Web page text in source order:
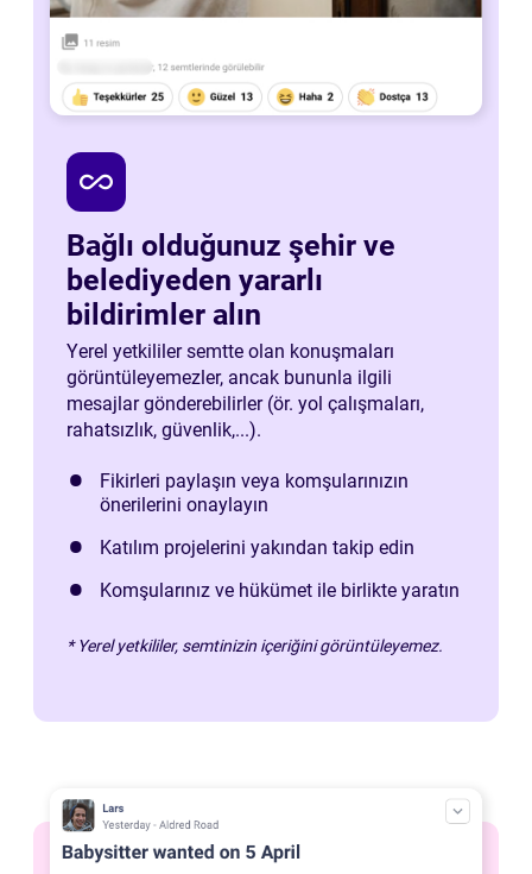
all_inclusive
Bağlı olduğunuz şehir ve
belediyeden yararlı
bildirimler alın
Yerel yetkililer semtte olan konuşmaları
görüntüleyemezler, ancak bununla ilgili
mesajlar gönderebilirler (ör. yol çalışmaları,
rahatsızlık, güvenlik,...).
Fikirleri paylaşın veya komşularınızın
önerilerini onaylayın
Katılım projelerini yakından takip edin
Komşularınız ve hükümet ile birlikte yaratın
* Yerel yetkililer, semtinizin içeriğini görüntüleyemez.